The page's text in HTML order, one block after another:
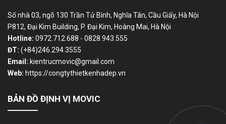
Số nhà 03, ngõ 130 Trần Tử Bình, Nghĩa Tân, Cầu Giấy, Hà Nội
P812, Đại Kim Building, P. Đại Kim, Hoàng Mai, Hà Nội
Hotline: 0972.712.688 - 0828.943.555
ĐT: (+84)246.294.3555
Email: kientrucmovic@gmail.com
Web: https://congtythietkenhadep.vn
BẢN ĐỒ ĐỊNH VỊ MOVIC